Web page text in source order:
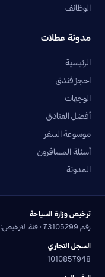
الوظائف
مدونة عطلات
الرئيسية
احجز فندق
الوجهات
أفضل الفنادق
موسوعة السفر
أسئلة المسافرون
المدونة
ترخيص وزارة السياحة
رقم 73105299 · فئة الترخيص: حجز وحدات الضيافة وتنظيم الرحلات السياحية
السجل التجاري
1010857948